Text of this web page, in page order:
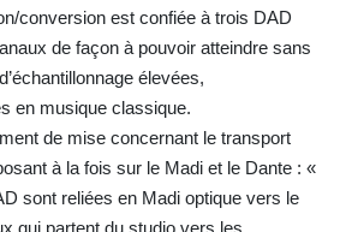
conversion est confiée à trois DAD
de façon à pouvoir atteindre sans
élevées,
en musique classique.
de mise concernant le transport
à la fois sur le Madi et le Dante : «
sont reliées en Madi optique vers le